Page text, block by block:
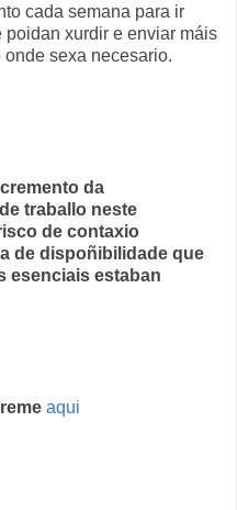
cada semana para ir
xurdir e enviar máis
sexa necesario.
da
traballo neste
de contaxio
de dispoñibilidade que
esenciais estaban
aqui